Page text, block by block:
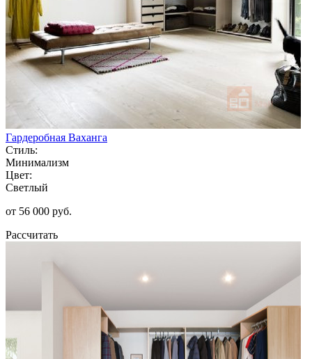
Гардеробная Ваханга
Стиль:
Минимализм
Цвет:
Светлый
от 56 000 руб.
Рассчитать